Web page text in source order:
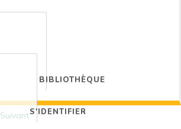
BIBLIOTHÈQUE
S'IDENTIFIER
Suivant